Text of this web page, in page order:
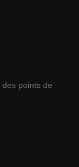
points de